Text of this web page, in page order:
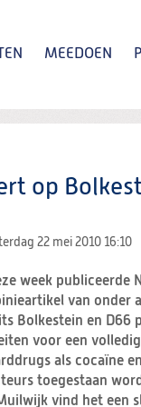
MEEDOEN
op
22 mei 2010 16:10
week publiceerde
van onder
Bolkestein en D66
voor een
als cocaïne
toegestaan
vind het een